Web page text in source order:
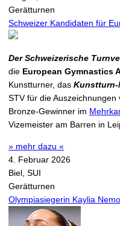
Gerätturnen
Schweizer Kandidaten für
Der Schweizerische
die European Gymnastics
Kunstturner, das Kunstturn-
STV für die
Bronze-Gewinner im
Vizemeister am Barren in
» mehr dazu «
4. Februar 2026
Biel, SUI
Gerätturnen
Olympiasiegerin Kaylia